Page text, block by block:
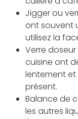
Jigger ou
ont souvent
utilisez la
Verre
cuisine ont
lentement et
présent.
Balance de
les autres